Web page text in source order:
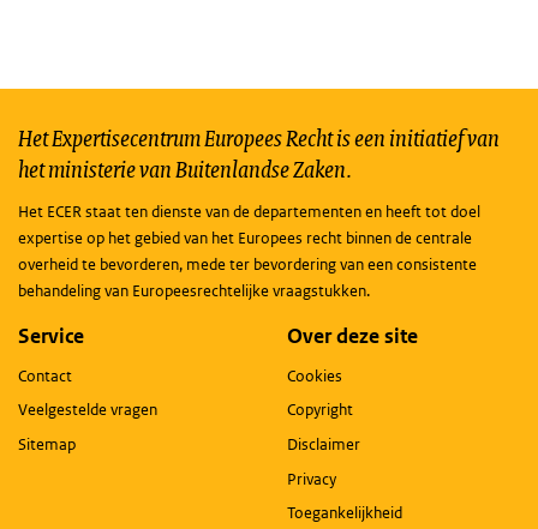
Het Expertisecentrum Europees Recht is een initiatief van
het ministerie van Buitenlandse Zaken.
Het ECER staat ten dienste van de departementen en heeft tot doel
expertise op het gebied van het Europees recht binnen de centrale
overheid te bevorderen, mede ter bevordering van een consistente
behandeling van Europeesrechtelijke vraagstukken.
Service
Contact
Veelgestelde vragen
Sitemap
Over deze site
Cookies
Copyright
Disclaimer
Privacy
Toegankelijkheid